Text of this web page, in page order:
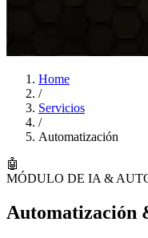
Home
/
Servicios
/
Automatización
🤖
MÓDULO DE IA &
Automatización